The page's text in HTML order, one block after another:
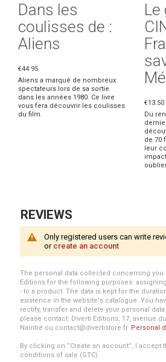
Dans les
coulisses de :
Aliens
€44.95
Aliens a marqué de nombreux
spectateurs lors de sa sortie
dans les années 1980. Ce livre
vous fera découvrir les coulisses
du film.
Le
€13.50
Du
de 70
leur
REVIEWS
Only registered users can write
or create an account
The personal data collected concerning you
Editions for the following purposes:
- to a product. The data is kept for the
existence in the website's catalogue. You
rectify, transfer and delete your personal
please contact: Diverti Editions, 17, avenue
Naintré ou contact@divertistore.fr. Personal
By clicking on “Create an account”, I accept
conditions of sale (GTC).